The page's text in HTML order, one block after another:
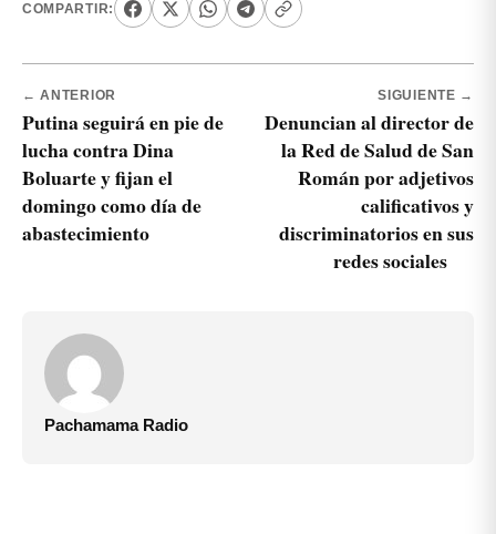
COMPARTIR:
← ANTERIOR
Putina seguirá en pie de
lucha contra Dina
Boluarte y fijan el
domingo como día de
abastecimiento
SIGUIENTE →
Denuncian al director de
la Red de Salud de San
Román por adjetivos
calificativos y
discriminatorios en sus
redes sociales
Pachamama Radio